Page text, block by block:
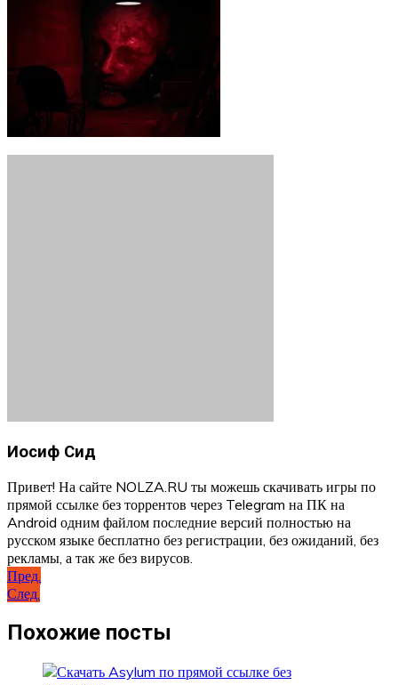
Иосиф Сид
Привет! На сайте NOLZA.RU ты можешь скачивать игры по
прямой ссылке без торрентов через Telegram на ПК на
Android одним файлом последние версий полностью на
русском языке бесплатно без регистрации, без ожиданий, без
рекламы, а так же без вирусов.
Навигация
по
записям
Пред.
След.
Похожие посты